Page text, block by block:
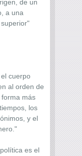
de un
a una
cuerpo
al orden de
más
los
y el
es el